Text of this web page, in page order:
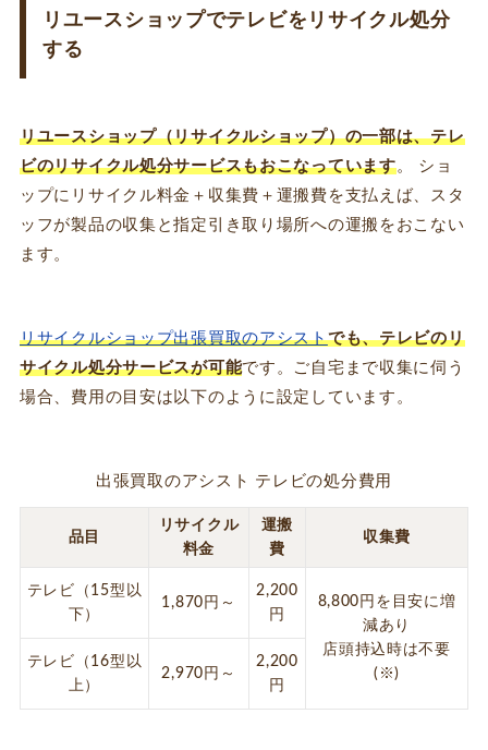
リユースショップでテレビをリサイクル処分
する
リユースショップ（リサイクルショップ）の一部は、テレ
ビのリサイクル処分サービスもおこなっています。 ショ
ップにリサイクル料金＋収集費＋運搬費を支払えば、スタ
ッフが製品の収集と指定引き取り場所への運搬をおこない
ます。
リサイクルショップ出張買取のアシストでも、テレビのリ
サイクル処分サービスが可能です。ご自宅まで収集に伺う
場合、費用の目安は以下のように設定しています。
出張買取のアシスト テレビの処分費用
品目
リサイクル
料金
運搬
費
収集費
テレビ（15型以
下）
1,870円～
2,200
円
8,800円を目安に増
減あり
店頭持込時は不要
(※)
テレビ（16型以
上）
2,970円～
2,200
円